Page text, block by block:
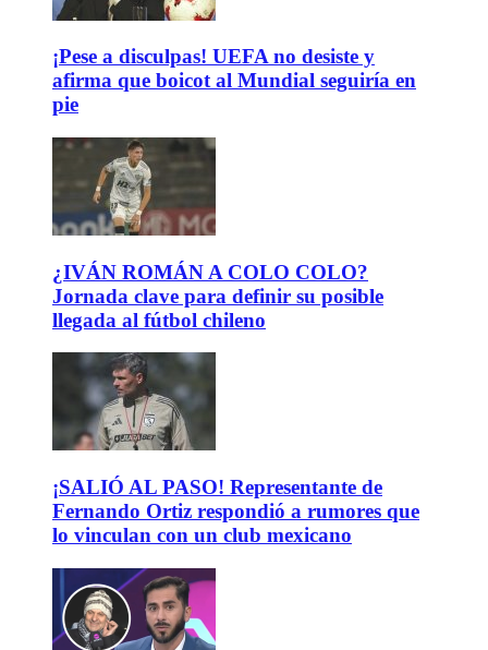
¡Pese a disculpas! UEFA no desiste y
afirma que boicot al Mundial seguiría en
pie
¿IVÁN ROMÁN A COLO COLO?
Jornada clave para definir su posible
llegada al fútbol chileno
¡SALIÓ AL PASO! Representante de
Fernando Ortiz respondió a rumores que
lo vinculan con un club mexicano